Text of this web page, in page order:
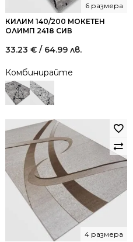
КИЛИМ 140/200 МОКЕТЕН
ОЛИМП 2418 СИВ
6 размера
33.23 € / 64.99 лв.
Комбинирайте
4 размера